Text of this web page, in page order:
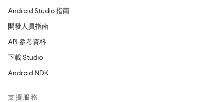
Android Studio 指南
開發人員指南
API 參考資料
下載 Studio
Android NDK
支援服務